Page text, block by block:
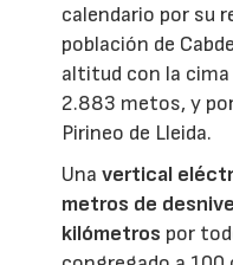
calendario por su
población de
altitud con la
2.883 metos, y
Pirineo de Lleida.
Unavertical
metros de
kilómetros por